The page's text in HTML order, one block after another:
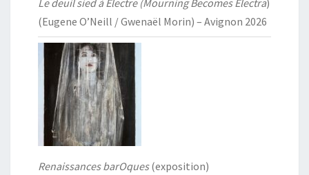
Le deuil sied à Électre (Mourning Becomes Electra)
(Eugene O’Neill / Gwenaël Morin) – Avignon 2026
Renaissances barOques(exposition)